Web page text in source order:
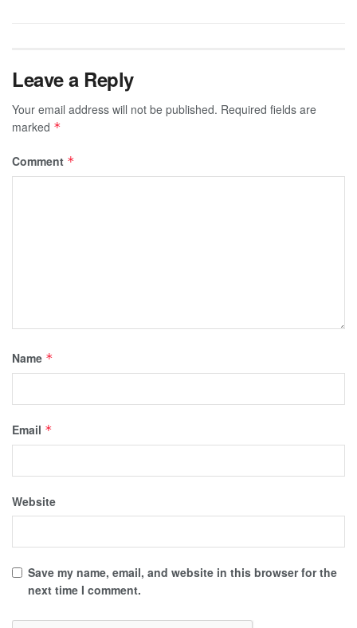
Leave a Reply
Your email address will not be published. Required fields are
marked *
Comment *
Name *
Email *
Website
Save my name, email, and website in this browser for the
next time I comment.